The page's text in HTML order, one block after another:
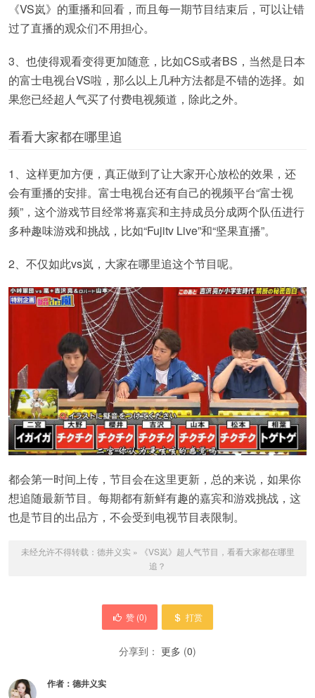
《VS岚》的重播和回看，而且每一期节目结束后，可以让错
过了直播的观众们不用担心。
3、也使得观看变得更加随意，比如CS或者BS，当然是日本
的富士电视台VS啦，那么以上几种方法都是不错的选择。如
果您已经超人气买了付费电视频道，除此之外。
看看大家都在哪里追
1、这样更加方便，真正做到了让大家开心放松的效果，还
会有重播的安排。富士电视台还有自己的视频平台“富士视
频”，这个游戏节目经常将嘉宾和主持成员分成两个队伍进行
多种趣味游戏和挑战，比如“Fujitv Live”和“坚果直播”。
2、不仅如此vs岚，大家在哪里追这个节目呢。
都会第一时间上传，节目会在这里更新，总的来说，如果你
想追随最新节目。每期都有新鲜有趣的嘉宾和游戏挑战，这
也是节目的出品方，不会受到电视节目表限制。
未经允许不得转载： 德井义实 »
《VS岚》超人气节目，看看大家都在哪里
追？
赞 (0) 打赏
分享到： 更多 (0)
作者： 德井义实